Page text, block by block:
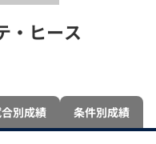
・ヒース
別成績 条件別成績